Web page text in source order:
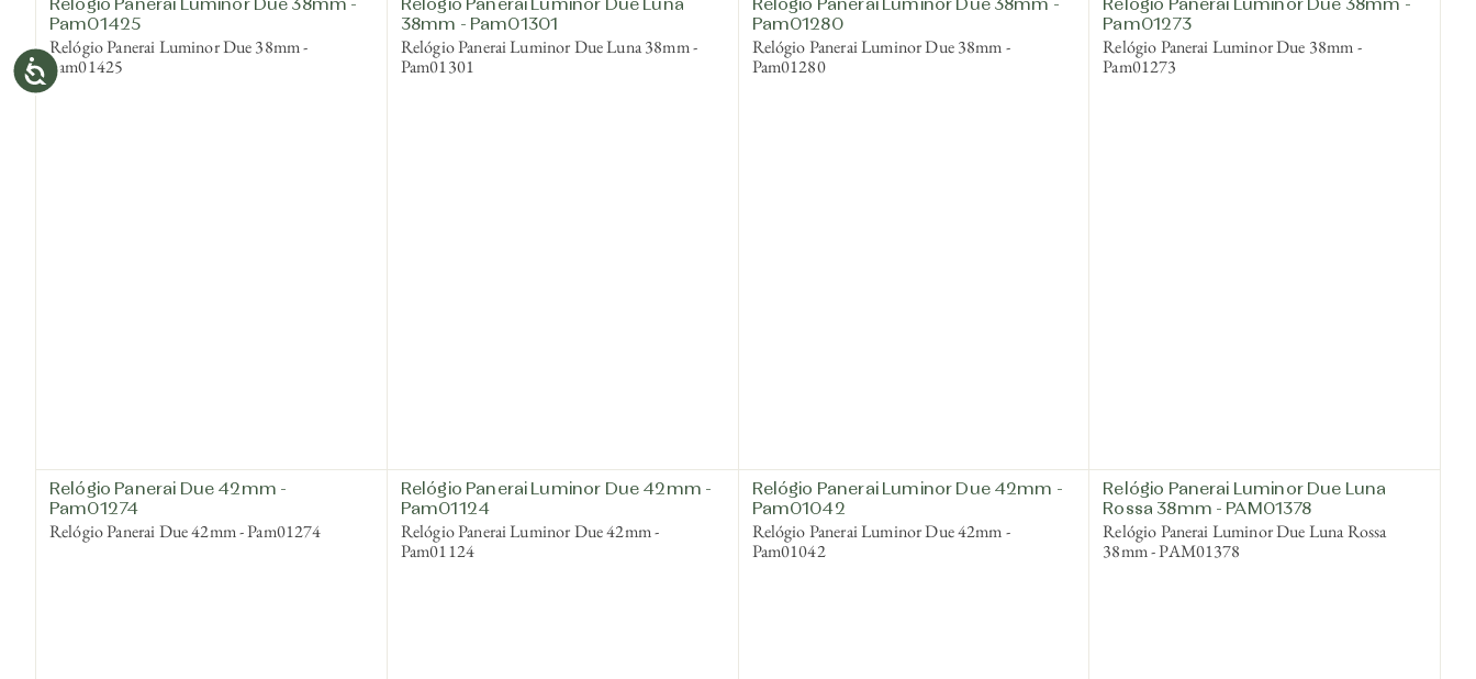
Relógio Panerai Luminor Due 38mm -
Pam01425
Relógio Panerai Luminor Due 38mm -
Pam01425
Relógio Panerai Luminor Due Luna
38mm - Pam01301
Relógio Panerai Luminor Due Luna 38mm -
Pam01301
Relógio Panerai Luminor Due 38mm -
Pam01280
Relógio Panerai Luminor Due 38mm -
Pam01280
Relógio Panerai Luminor Due 38mm -
Pam01273
Relógio Panerai Luminor Due 38mm -
Pam01273
Relógio Panerai Due 42mm -
Pam01274
Relógio Panerai Due 42mm - Pam01274
Relógio Panerai Luminor Due 42mm -
Pam01124
Relógio Panerai Luminor Due 42mm -
Pam01124
Relógio Panerai Luminor Due 42mm -
Pam01042
Relógio Panerai Luminor Due 42mm -
Pam01042
Relógio Panerai Luminor Due Luna
Rossa 38mm - PAM01378
Relógio Panerai Luminor Due Luna Rossa
38mm - PAM01378